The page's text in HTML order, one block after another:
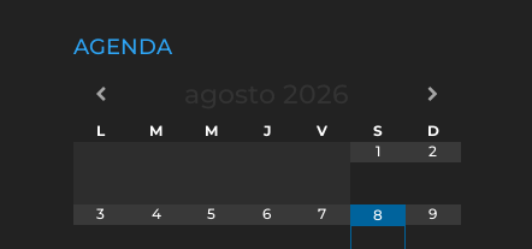
AGENDA
L M M J V S
D
1
2
3 4 5 6 7 8 9